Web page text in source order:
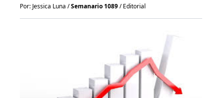
Por: Jessica Luna /Semanario 1089/ Editorial